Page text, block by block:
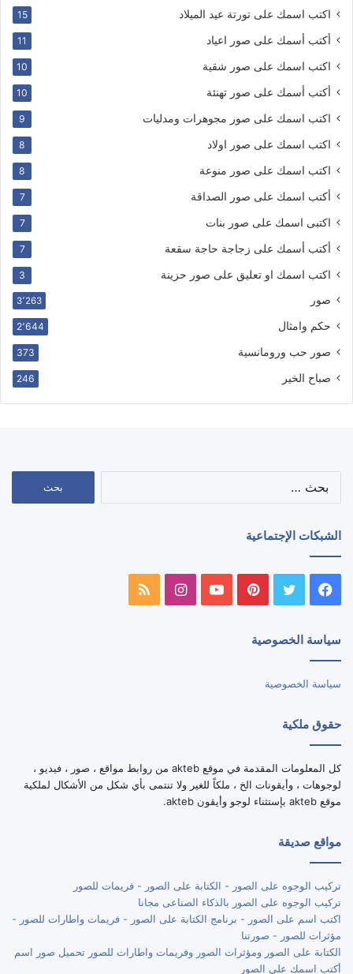
اكتب اسمك على تورتة عيد الميلاد 15
أكتب أسمك على صور اعياد 11
اكتب اسمك على صور شقية 10
أكتب أسمك على صور تهنئة 10
اكتب اسمك على صور مجوهرات ومدليات 9
اكتب اسمك على صور اولاد 8
اكتب اسمك على صور منوعة 8
أكتب اسمك على صور الصداقة 7
اكتبى اسمك على صور بنات 7
أكتب أسمك على زجاجة حاجة سقعة 7
اكتب اسمك او تعليق على صور حزينة 3
صور 3٬263
حكم وامثال 2٬644
صور حب ورومانسية 373
صباح الخير 246
الشبكات الإجتماعية
فيسبوك تويتر بينتيريستيوتيوبانستقرامملخص
سياسة الخصوصية
سياسة الخصوصية
حقوق ملكية
كل المعلومات المقدمة في موقع akteb من روابط مواقع ، صور ، فيديو ،
لوجوهات ، وأيقونات الخ ، ملكاً للغير ولا تنتمى بأي شكل من الأشكال لملكية
موقع akteb بإستثناء لوجو وأيقون akteb.
مواقع صديقة
تركيب الوجوه على الصور - الكتابة على الصور - فريمات للصور
تركيب الوجوه على الصور بالذكاء الصناعى مجانا
اكتب اسم على الصور - برنامج الكتابة على الصور - فريمات واطارات للصور -
مؤثرات للصور - صورتنا
الكتابة على الصور ومؤثرات الصور وفريمات واطارات للصور تحميل صور اسم
أكتب اسمك على الصور